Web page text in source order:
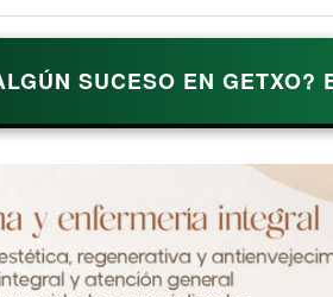
SUCESO EN